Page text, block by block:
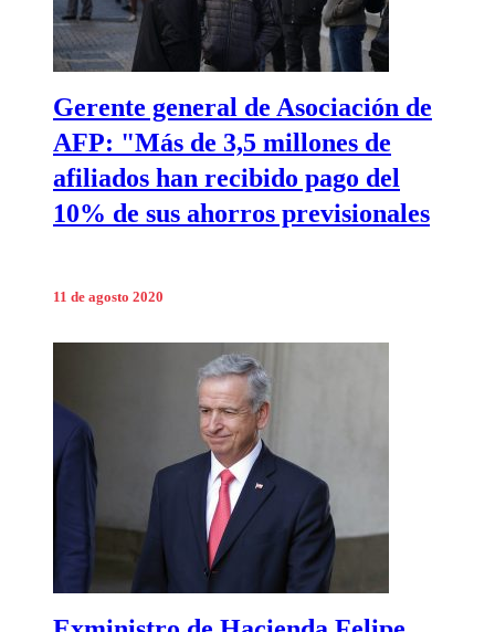
Gerente general de Asociación de
AFP: "Más de 3,5 millones de
afiliados han recibido pago del
10% de sus ahorros previsionales
11 de agosto 2020